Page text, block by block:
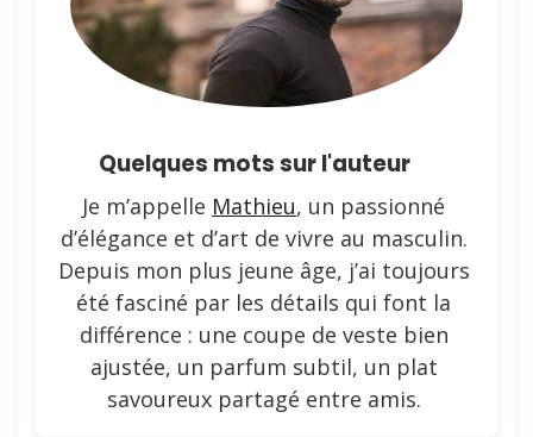
Quelques mots sur l'auteur
Je m’appelle Mathieu, un passionné
d’élégance et d’art de vivre au masculin.
Depuis mon plus jeune âge, j’ai toujours
été fasciné par les détails qui font la
différence : une coupe de veste bien
ajustée, un parfum subtil, un plat
savoureux partagé entre amis.